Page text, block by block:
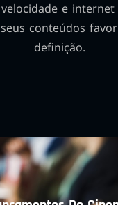
e
conteúdos
definição.